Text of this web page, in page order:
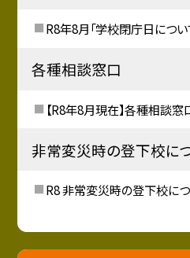
R8年8月「学校閉庁日につい
各種相談窓口
【R8年8月現在】各種相談
非常変災時の登下校に
R8 非常変災時の登下校に